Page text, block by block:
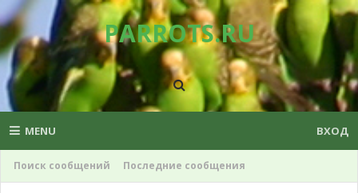
PARROTS.RU
MENU
Поиск сообщений Последние сообщения
ВХОД